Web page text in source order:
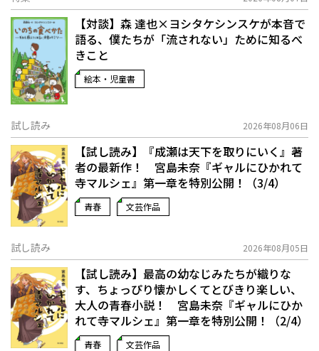
【対談】森 達也×ヨシタケシンスケが本音で
語る、僕たちが「流されない」ために知るべ
きこと
絵本・児童書
試し読み 2026年08月06日
【試し読み】『成瀬は天下を取りにいく』著
者の最新作！ 宮島未奈『ギャルにひかれて
寺マルシェ』第一章を特別公開！（3/4）
青春 文芸作品
試し読み 2026年08月05日
【試し読み】最高の幼なじみたちが織りな
す、ちょっぴり懐かしくてとびきり楽しい、
大人の青春小説！ 宮島未奈『ギャルにひか
れて寺マルシェ』第一章を特別公開！（2/4）
青春 文芸作品